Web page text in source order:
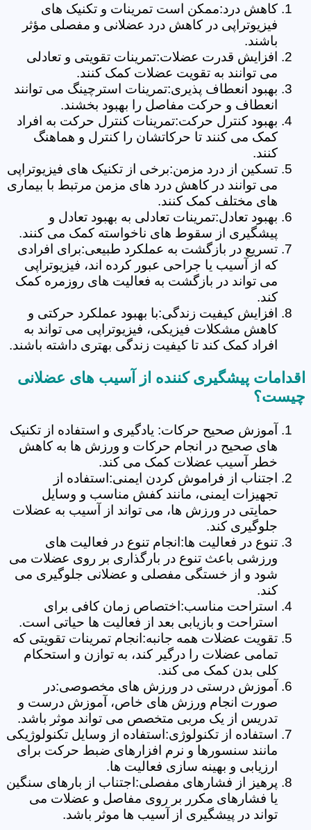
کاهش درد:ممکن است تمرینات و تکنیک های
فیزیوتراپی در کاهش درد عضلانی و مفصلی مؤثر
باشند.
افزایش قدرت عضلات:تمرینات تقویتی و تعادلی
می توانند به تقویت عضلات کمک کنند.
بهبود انعطاف پذیری:تمرینات استرچینگ می توانند
انعطاف و حرکت مفاصل را بهبود بخشند.
بهبود کنترل حرکت:تمرینات کنترل حرکت به افراد
کمک می کنند تا حرکاتشان را کنترل و هماهنگ
کنند.
تسکین از درد مزمن:برخی از تکنیک های فیزیوتراپی
می توانند در کاهش درد های مزمن مرتبط با بیماری
های مختلف کمک کنند.
بهبود تعادل:تمرینات تعادلی به بهبود تعادل و
پیشگیری از سقوط های ناخواسته کمک می کنند.
تسریع در بازگشت به عملکرد طبیعی:برای افرادی
که از آسیب یا جراحی عبور کرده اند، فیزیوتراپی
می تواند در بازگشت به فعالیت های روزمره کمک
کند.
افزایش کیفیت زندگی:با بهبود عملکرد حرکتی و
کاهش مشکلات فیزیکی، فیزیوتراپی می تواند به
افراد کمک کند تا کیفیت زندگی بهتری داشته باشند.
اقدامات پیشگیری کننده از آسیب های عضلانی
چیست؟
آموزش صحیح حرکات: یادگیری و استفاده از تکنیک
های صحیح در انجام حرکات و ورزش ها به کاهش
خطر آسیب عضلات کمک می کند.
اجتناب از فراموش کردن ایمنی:استفاده از
تجهیزات ایمنی، مانند کفش مناسب و وسایل
حمایتی در ورزش ها، می تواند از آسیب به عضلات
جلوگیری کند.
تنوع در فعالیت ها:انجام تنوع در فعالیت های
ورزشی باعث تنوع در بارگذاری بر روی عضلات می
شود و از خستگی مفصلی و عضلانی جلوگیری می
کند.
استراحت مناسب:اختصاص زمان کافی برای
استراحت و بازیابی بعد از فعالیت ها حیاتی است.
تقویت عضلات همه جانبه:انجام تمرینات تقویتی که
تمامی عضلات را درگیر کند، به توازن و استحکام
کلی بدن کمک می کند.
آموزش درستی در ورزش های مخصوصی:در
صورت انجام ورزش های خاص، آموزش درست و
تدریس از یک مربی متخصص می تواند موثر باشد.
استفاده از تکنولوژی:استفاده از وسایل تکنولوژیکی
مانند سنسورها و نرم افزارهای ضبط حرکت برای
ارزیابی و بهینه سازی فعالیت ها.
پرهیز از فشارهای مفصلی:اجتناب از بارهای سنگین
یا فشارهای مکرر بر روی مفاصل و عضلات می
تواند در پیشگیری از آسیب ها موثر باشد.